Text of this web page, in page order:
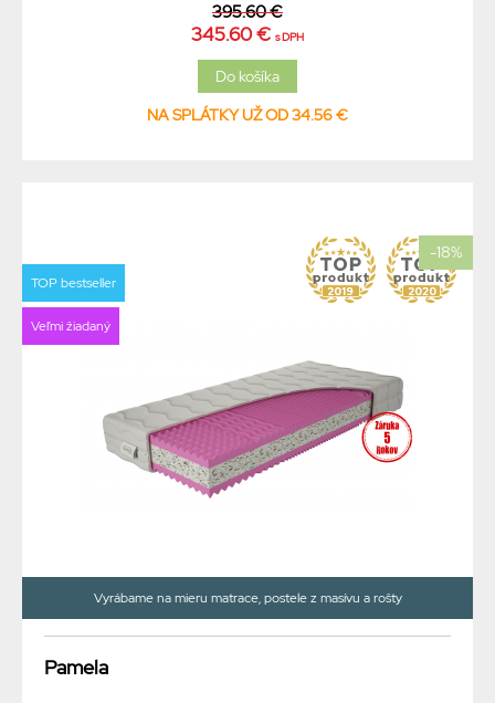
395.60 €
345.60 € s DPH
NA SPLÁTKY UŽ OD 34.56 €
-18%
TOP bestseller
Veľmi žiadaný
Vyrábame na mieru matrace, postele z masívu a rošty
Pamela